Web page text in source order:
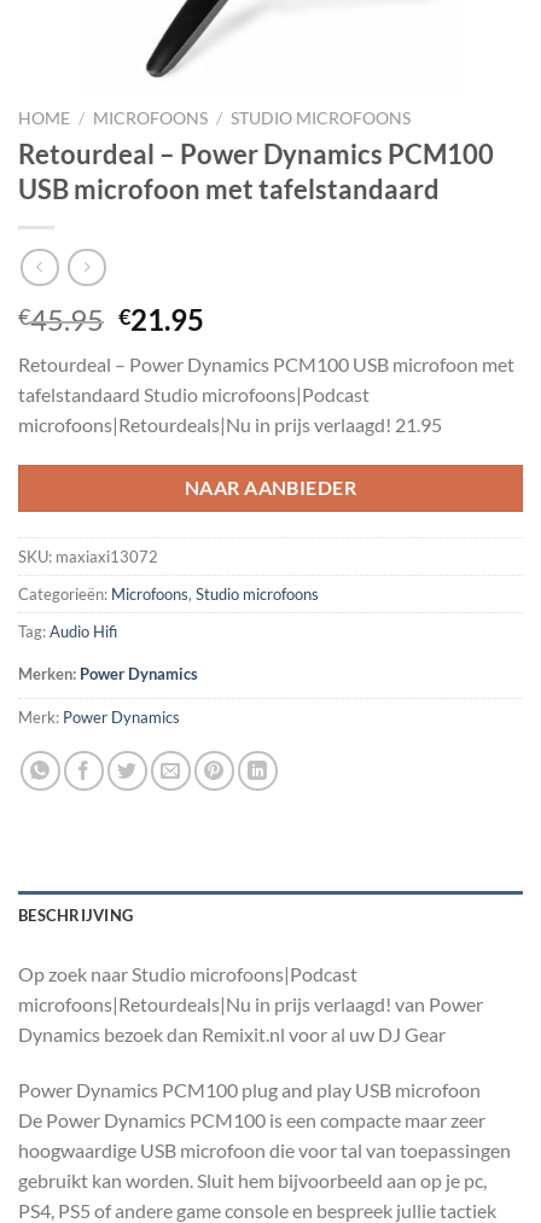
HOME / MICROFOONS / STUDIO MICROFOONS
Retourdeal – Power Dynamics PCM100
USB microfoon met tafelstandaard
€45.95 Oorspronkelijke
was:
€45.95.
€21.95
is:
€21.95.
Retourdeal – Power Dynamics PCM100 USB microfoon met
tafelstandaard Studio microfoons|Podcast
microfoons|Retourdeals|Nu in prijs verlaagd! 21.95
NAAR AANBIEDER
SKU: maxiaxi13072
Categorieën: Microfoons, Studio microfoons
Tag:Audio Hifi
Merken: Power Dynamics
Merk: Power Dynamics
BESCHRIJVING
Op zoek naar Studio microfoons|Podcast
microfoons|Retourdeals|Nu in prijs verlaagd! van Power
Dynamics bezoek dan Remixit.nl voor al uw DJ Gear
Power Dynamics PCM100 plug and play USB microfoon
De Power Dynamics PCM100 is een compacte maar zeer
hoogwaardige USB microfoon die voor tal van toepassingen
gebruikt kan worden. Sluit hem bijvoorbeeld aan op je pc,
PS4, PS5 of andere game console en bespreek jullie tactiek